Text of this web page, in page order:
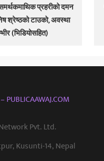
प्रहरीको दमन
श्रेष्ठको टाउको, अवस्था
(भिडियोसहित)
Pvt. Ltd.
Kusunti-14, Nepal